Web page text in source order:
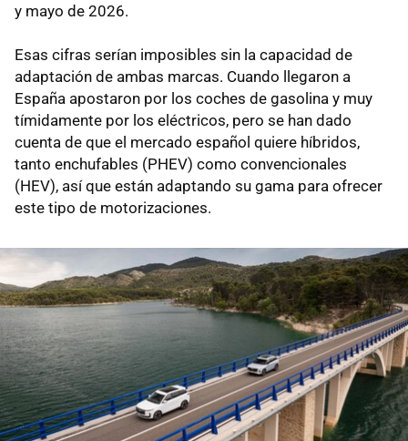
y mayo de 2026.
Esas cifras serían imposibles sin la capacidad de
adaptación de ambas marcas. Cuando llegaron a
España apostaron por los coches de gasolina y muy
tímidamente por los eléctricos, pero se han dado
cuenta de que el mercado español quiere híbridos,
tanto enchufables (PHEV) como convencionales
(HEV), así que están adaptando su gama para ofrecer
este tipo de motorizaciones.